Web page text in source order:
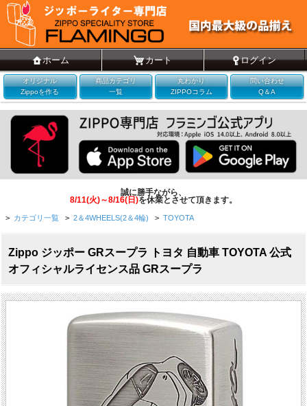
ホーム カート ログイン
オリジナル
Zippoを作る
商品カテゴリ
一覧
丸わかり
ZIPPOコラム
問い合わせ
Q＆A
誠に勝手ながら、
8/11(火)～8/16(日)を休業とさせて頂きます。
> カテゴリ一覧 > 2＆4WHEELS(2＆4輪) > TOYOTA
Zippo ジッポー GRスープラ トヨタ 自動車 TOYOTA 公式
オフィシャルライセンス品 GRスープラ